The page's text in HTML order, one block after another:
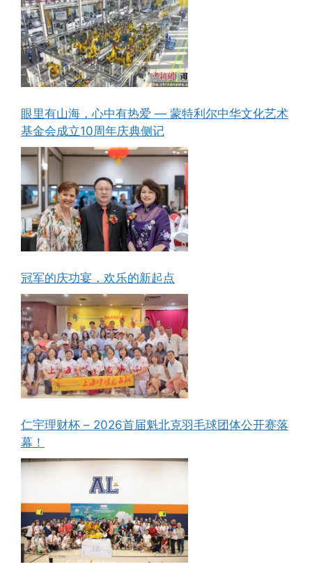
眼里有山海，心中有热爱 — 蒙特利尔中华文化艺术
基金会成立10周年庆典侧记
冠军的庆功宴，欢乐的新起点
仁宇理财杯 – 2026首届魁北克羽毛球团体公开赛落
幕！